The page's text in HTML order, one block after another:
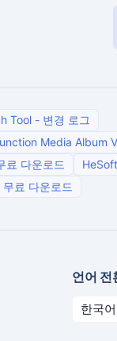
Tool - 변경 로그
Media Album
료 다운로드
무료 다운로드
언어 전